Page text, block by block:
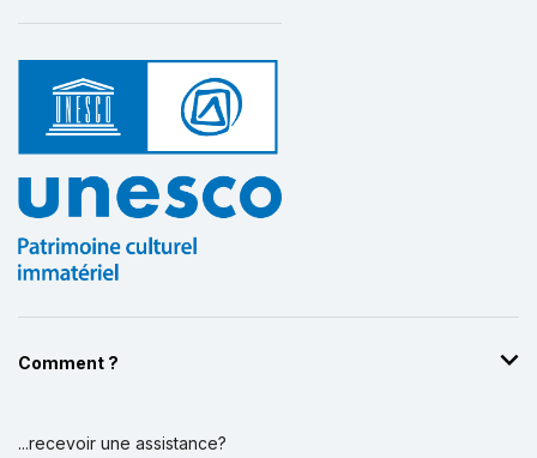
Comment ?
...recevoir une assistance?